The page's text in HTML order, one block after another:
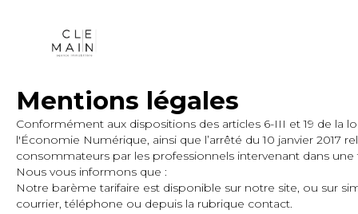
Mentions légales
Conformément aux dispositions des articles 6-III et 19 de la
l'Économie Numérique, ainsi que l’arrêté du 10 janvier 2017
consommateurs par les professionnels intervenant dans
Nous vous informons que :
Notre barème tarifaire est disponible sur notre site, ou sur
courrier, téléphone ou depuis la rubrique contact.